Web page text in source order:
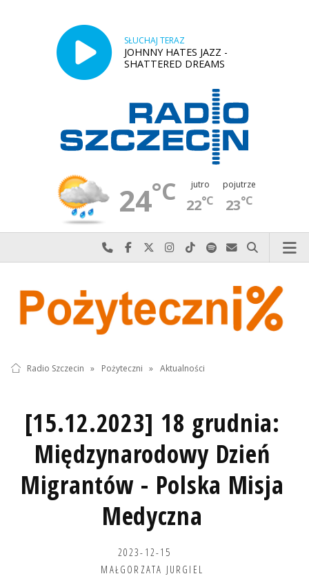
SŁUCHAJ TERAZ
JOHNNY HATES JAZZ -
SHATTERED DREAMS
24°C jutro
22°C
pojutrze
23°C
Najlepiej po prostu do nas zadzwoń
Odwiedź nas na Facebook-u
Odwiedź nas na X
Odwiedź nas na Instagram-ie
Odwiedź nas na TikTok-u
Szukaj nas na Spotify
Wyślij do nas
Szukaj
Radio Szczecin » Pożyteczni » Aktualności
[15.12.2023] 18 grudnia:
Międzynarodowy Dzień
Migrantów - Polska Misja
Medyczna
2023-12-15
MAŁGORZATA JURGIEL